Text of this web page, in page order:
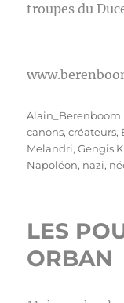
troupes du
Auteur
Alain_Berenboom
canons,créateurs,
Melandri,Gengis
Napoléon, nazi,
LES
ORBAN